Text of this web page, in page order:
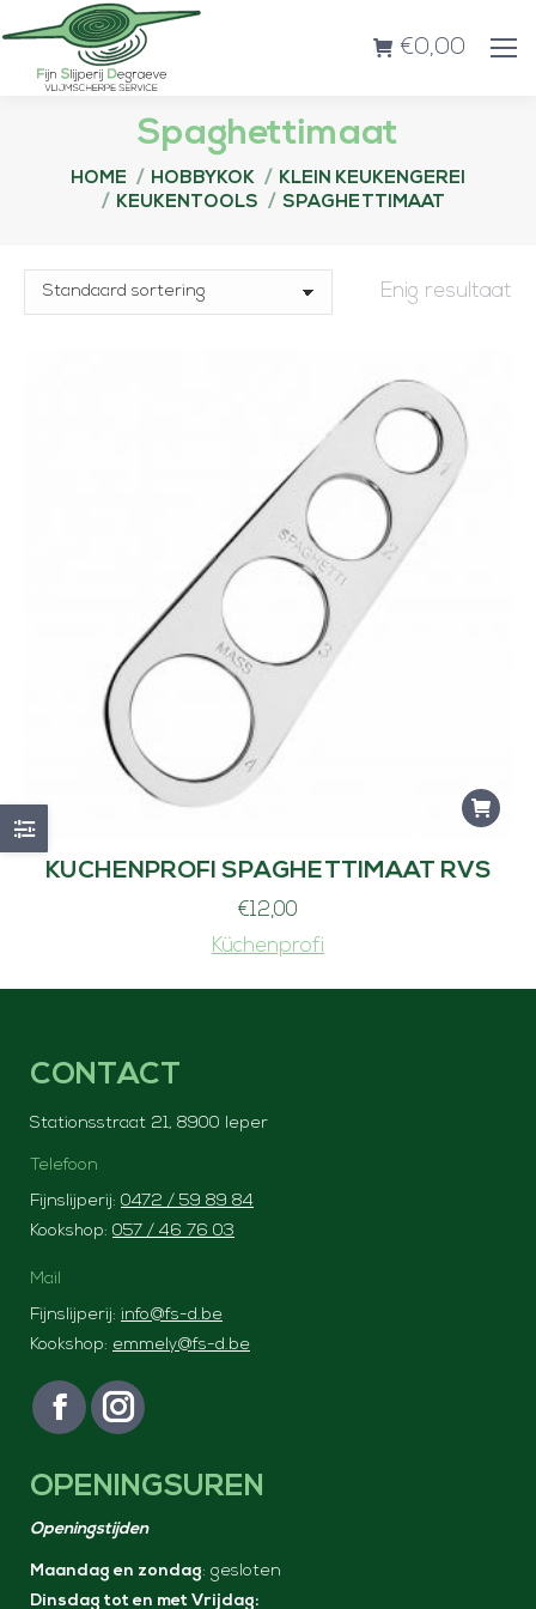
€0,00
Spaghettimaat
Je bent hier:
HOME HOBBYKOK
KLEIN KEUKENGEREI
KEUKENTOOLS
SPAGHETTIMAAT
Enig resultaat
KUCHENPROFI SPAGHETTIMAAT RVS
€12,00
Küchenprofi
CONTACT
Stationsstraat 21, 8900 Ieper
Telefoon
Fijnslijperij: 0472 / 59 89 84
Kookshop: 057 / 46 76 03
Mail
Fijnslijperij: info@fs-d.be
Kookshop: emmely@fs-d.be
Vind ons op:
F
c
o
I
g
OPENINGSUREN
Openingstijden
Maandag en zondag: gesloten
Dinsdag tot en met Vrijdag: